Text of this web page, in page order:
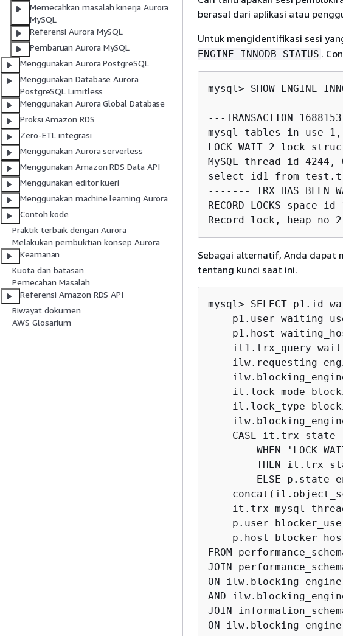
Memecahkan masalah kinerja Aurora
MySQL
Referensi Aurora MySQL
Pembaruan Aurora MySQL
Menggunakan Aurora PostgreSQL
Menggunakan Database Aurora
PostgreSQL Limitless
Menggunakan Aurora Global Database
Proksi Amazon RDS
Zero-ETL integrasi
Menggunakan Aurora serverless
Menggunakan Amazon RDS Data API
Menggunakan editor kueri
Menggunakan machine learning Aurora
Contoh kode
Praktik terbaik dengan Aurora
Melakukan pembuktian konsep Aurora
Keamanan
Kuota dan batasan
Pemecahan Masalah
Referensi Amazon RDS API
Riwayat dokumen
AWS Glosarium
berasal dari aplikasi atau
Untuk mengidentifikasi sesi
ENGINE INNODB STATUS .
mysql> SHOW ENGINE
---TRANSACTION
mysql tables in use 1,
LOCK WAIT 2 lock
MySQL thread id
select id1 from
------- TRX HAS BEEN
RECORD LOCKS
Record lock, heap no
Sebagai alternatif, Anda dapat
tentang kunci saat ini.
mysql> SELECT p1.id
p1.user
p1.host
it1.trx_query
il.lock_mode
il.lock_type
    CASE it.trx_state
WHEN 'LOCK
THEN
ELSE p.state
p.user
p.host
FROM
JOIN
ON
AND
JOIN
ON